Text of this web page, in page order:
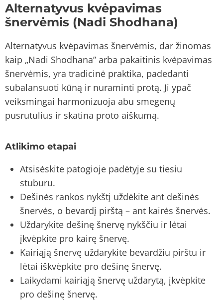
Alternatyvus kvėpavimas
šnervėmis (Nadi Shodhana)
Alternatyvus kvėpavimas šnervėmis, dar žinomas
kaip „Nadi Shodhana” arba pakaitinis kvėpavimas
šnervėmis, yra tradicinė praktika, padedanti
subalansuoti kūną ir nuraminti protą. Ji ypač
veiksmingai harmonizuoja abu smegenų
pusrutulius ir skatina proto aiškumą.
Atlikimo etapai
Atsisėskite patogioje padėtyje su tiesiu
stuburu.
Dešinės rankos nykštį uždėkite ant dešinės
šnervės, o bevardį pirštą – ant kairės šnervės.
Uždarykite dešinę šnervę nykščiu ir lėtai
įkvėpkite pro kairę šnervę.
Kairiąją šnervę uždarykite bevardžiu pirštu ir
lėtai iškvėpkite pro dešinę šnervę.
Laikydami kairiąją šnervę uždarytą, įkvėpkite
pro dešinę šnervę.